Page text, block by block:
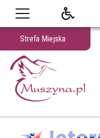
Strefa Miejska
Miasto i Gmina Uzdrowiskowa Muszyna